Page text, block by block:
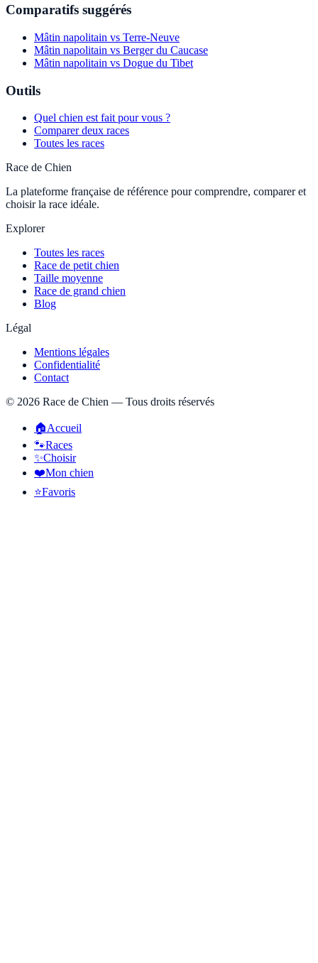
Comparatifs suggérés
Mâtin napolitain vs Terre-Neuve
Mâtin napolitain vs Berger du Caucase
Mâtin napolitain vs Dogue du Tibet
Outils
Quel chien est fait pour vous ?
Comparer deux races
Toutes les races
Race de Chien
La plateforme française de référence pour comprendre, comparer et
choisir la race idéale.
Explorer
Toutes les races
Race de petit chien
Taille moyenne
Race de grand chien
Blog
Légal
Mentions légales
Confidentialité
Contact
© 2026 Race de Chien — Tous droits réservés
🏠Accueil
🐾Races
✨Choisir
❤️Mon chien
⭐Favoris